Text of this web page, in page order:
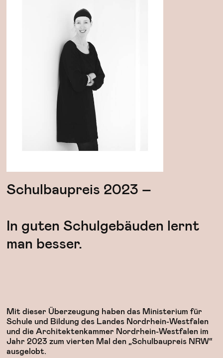
Schulbaupreis 2023 –
In guten Schulgebäuden lernt
man besser.
Mit dieser Überzeugung haben das Ministerium für
Schule und Bildung des Landes Nordrhein-Westfalen
und die Architektenkammer Nordrhein-Westfalen im
Jahr 2023 zum vierten Mal den „Schulbaupreis NRW“
ausgelobt.